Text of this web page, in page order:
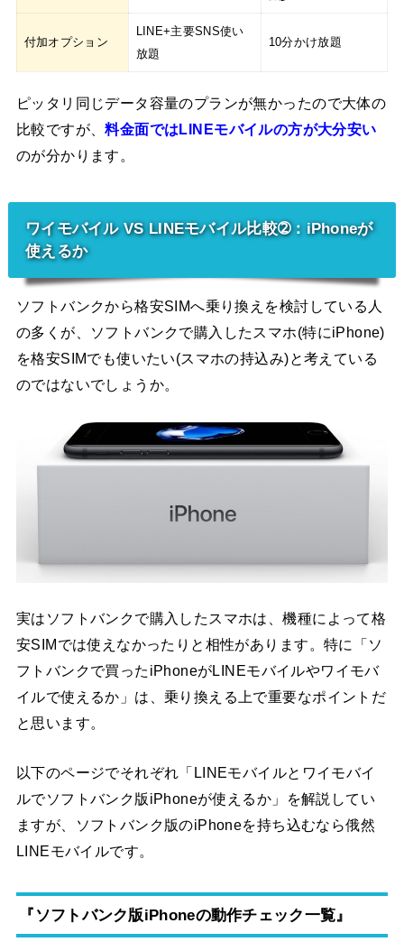
付加オプション
LINE+主要SNS使い
放題
10分かけ放題
ピッタリ同じデータ容量のプランが無かったので大体の
比較ですが、料金面ではLINEモバイルの方が大分安い
のが分かります。
ワイモバイル VS LINEモバイル比較➁：iPhoneが
使えるか
ソフトバンクから格安SIMへ乗り換えを検討している人
の多くが、ソフトバンクで購入したスマホ(特にiPhone)
を格安SIMでも使いたい(スマホの持込み)と考えている
のではないでしょうか。
実はソフトバンクで購入したスマホは、機種によって格
安SIMでは使えなかったりと相性があります。特に「ソ
フトバンクで買ったiPhoneがLINEモバイルやワイモバ
イルで使えるか」は、乗り換える上で重要なポイントだ
と思います。
以下のページでそれぞれ「LINEモバイルとワイモバイ
ルでソフトバンク版iPhoneが使えるか」を解説してい
ますが、ソフトバンク版のiPhoneを持ち込むなら俄然
LINEモバイルです。
『ソフトバンク版iPhoneの動作チェック一覧』